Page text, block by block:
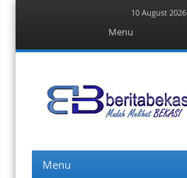
10 August 2026
content
Berita Bekasi
Menu